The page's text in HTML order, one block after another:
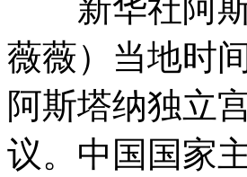
新华社阿斯
薇薇）当地时
阿斯塔纳独立
议。中国国家